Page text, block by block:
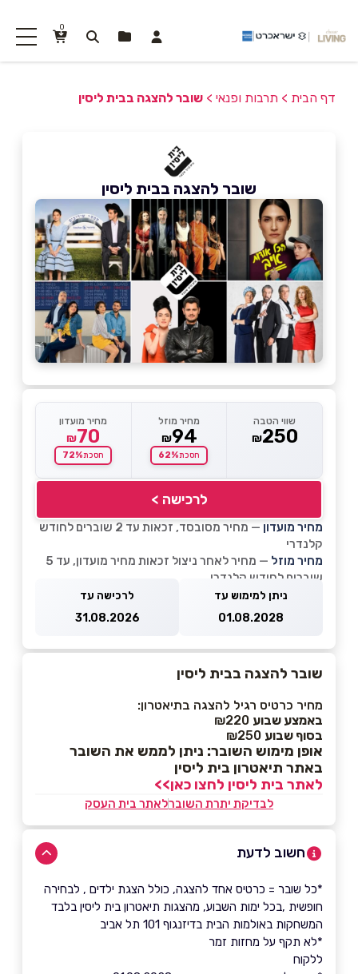
0
דף הבית > תרבות ופנאי > שובר להצגה בבית ליסין
שובר להצגה בבית ליסין
שווי הטבה
₪250
מחיר מוזל
₪94
חסכת62%
מחיר מועדון
₪70
חסכת72%
לרכישה >
מחיר מועדון
— מחיר מסובסד, זכאות עד 2 שוברים לחודש
קלנדרי
מחיר מוזל
— מחיר לאחר ניצול זכאות מחיר מועדון, עד 5
שוברים לחודש קלנדרי
ניתן למימוש עד
01.08.2028
לרכישה עד
31.08.2026
שובר להצגה בבית ליסין
מחיר כרטיס רגיל להצגה בתיאטרון:
באמצע שבוע
בסוף שבוע
אופן מימוש השובר: ניתן לממש את השובר
באתר תיאטרון בית ליסין
לאתר בית ליסין לחצו כאן>>
לבדיקת יתרת השוברלאתר בית העסק
חשוב לדעת
*כל שובר = כרטיס אחד להצגה, כולל הצגת ילדים , לבחירה
חופשית ,בכל ימות השבוע, מהצגות תיאטרון בית ליסין בלבד
המשחקות באולמות הבית בדיזנגוף 101 תל אביב
*לא תקף על מחזות זמר
ללקוח